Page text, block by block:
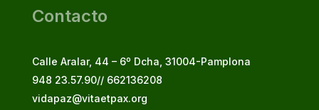
Contacto
Calle Aralar, 44 – 6º Dcha, 31004-Pamplona
948 23.57.90// 662136208
vidapaz@vitaetpax.org